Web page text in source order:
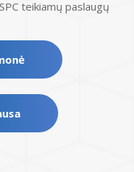
teikiamų paslaugų